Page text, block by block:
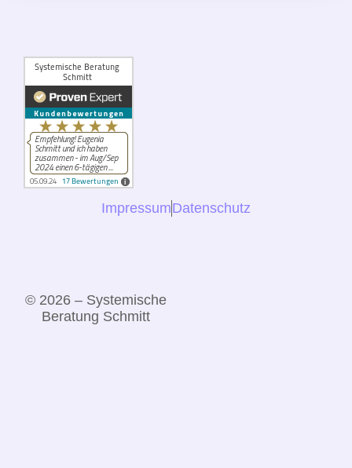
ImpressumDatenschutz
© 2026 – Systemische
Beratung Schmitt